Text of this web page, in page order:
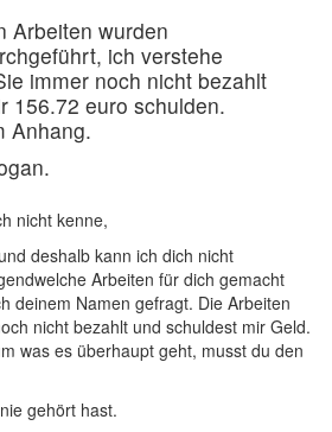
Arbeiten wurden
ich verstehe
immer noch nicht bezahlt
156.72 euro schulden.
Anhang.
nicht kenne,
deshalb kann ich dich nicht
Arbeiten für dich gemacht
deinem Namen gefragt. Die Arbeiten
nicht bezahlt und schuldest mir Geld.
was es überhaupt geht, musst du den
gehört hast.